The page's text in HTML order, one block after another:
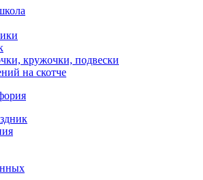
кружочки, подвески
на скотче